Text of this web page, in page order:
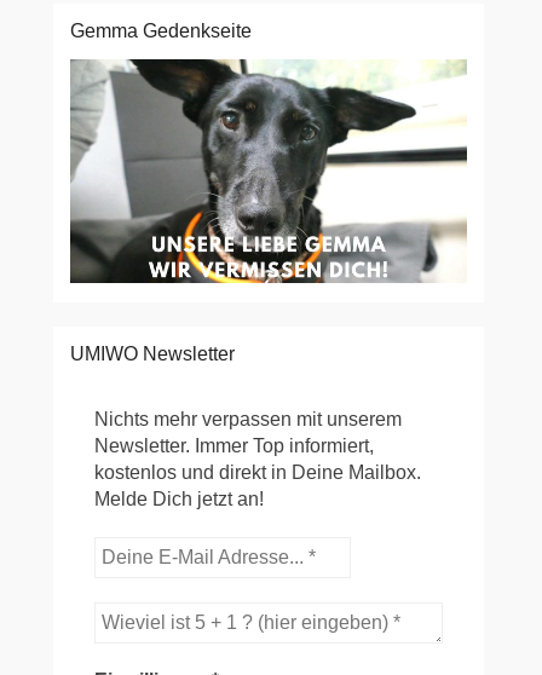
Gemma Gedenkseite
UMIWO Newsletter
Nichts mehr verpassen mit unserem
Newsletter. Immer Top informiert,
kostenlos und direkt in Deine Mailbox.
Melde Dich jetzt an!